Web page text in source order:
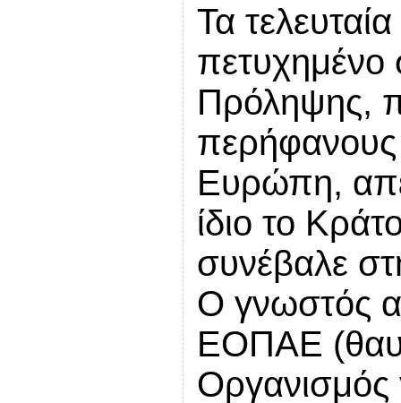
Τα
πετυχημένο
Πρόληψης,
Ευρώπη,
ίδιο το
συνέβαλε
Ο γνωστός
ΕΟΠΑΕ